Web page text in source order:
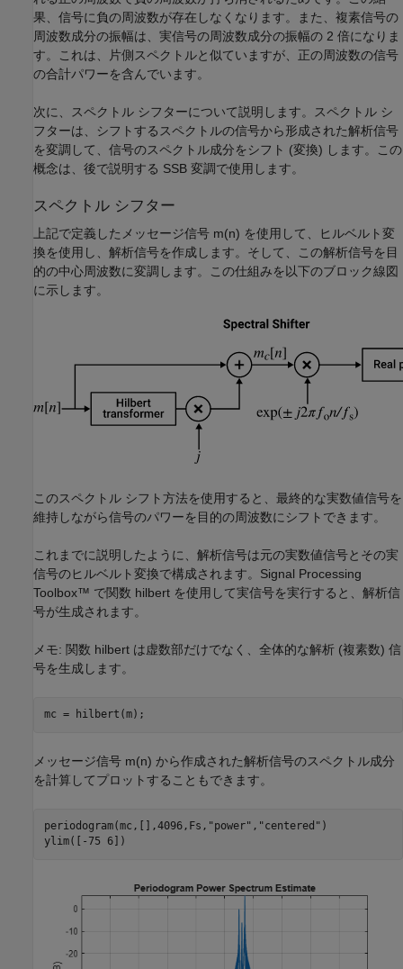
果、信号に負の周波数が存在しなくなります。また、複素信号の
周波数成分の振幅は、実信号の周波数成分の振幅の 2 倍になりま
す。これは、片側スペクトルと似ていますが、正の周波数の信号
の合計パワーを含んでいます。
次に、スペクトル シフターについて説明します。スペクトル シ
フターは、シフトするスペクトルの信号から形成された解析信号
を変調して、信号のスペクトル成分をシフト (変換) します。この
概念は、後で説明する SSB 変調で使用します。
スペクトル シフター
上記で定義したメッセージ信号 m(n) を使用して、ヒルベルト変
換を使用し、解析信号を作成します。そして、この解析信号を目
的の中心周波数に変調します。この仕組みを以下のブロック線図
に示します。
このスペクトル シフト方法を使用すると、最終的な実数値信号を
維持しながら信号のパワーを目的の周波数にシフトできます。
これまでに説明したように、解析信号は元の実数値信号とその実
信号のヒルベルト変換で構成されます。Signal Processing
Toolbox™ で関数 hilbert を使用して実信号を実行すると、解析信
号が生成されます。
メモ: 関数 hilbert は虚数部だけでなく、全体的な解析 (複素数) 信
号を生成します。
mc = hilbert(m);
メッセージ信号 m(n) から作成された解析信号のスペクトル成分
を計算してプロットすることもできます。
periodogram(mc,[],4096,Fs, "power" , "centered" )
ylim([-75 6])